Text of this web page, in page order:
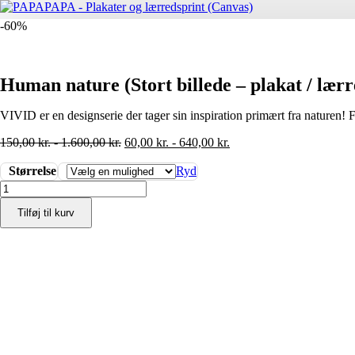
-60%
Human nature (Stort billede – plakat /
VIVID er en designserie der tager sin inspiration primært fra naturen!
150,00kr.-1.600,00kr. 60,00 kr. - 640,00 kr.
Størrelse
Ryd
Human
nature
(Stort
billede
Tilføj til kurv